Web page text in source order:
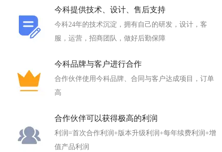
今科提供技术、设计、售后支持
今科24年的技术沉淀，拥有自己的研发，设计，客
服，运营，招商团队，做好后勤保障
今科品牌与客户进行合作
合作伙伴使用今科品牌、合同与客户达成项目，订单
高
合作伙伴可以获得极高的利润
利润=首次合作利润+版本升级利润+每年续费利润+增
值产品利润